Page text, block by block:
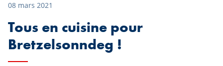
08 mars 2021
Tous en cuisine pour
Bretzelsonndeg !